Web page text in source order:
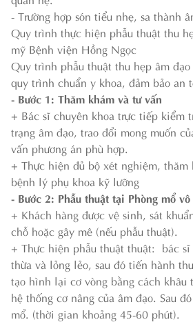
- Trường hợp són tiểu nhẹ, sa thành
Quy trình thực hiện phẫu thuật thu
mỹ Bệnh viện Hồng Ngọc
Quy trình phẫu thuật thu hẹp âm
quy trình chuẩn y khoa, đảm bảo an
- Bước 1: Thăm khám và tư vấn
+ Bác sĩ chuyên khoa trực tiếp kiểm
trạng âm đạo, trao đổi mong muốn
vấn phương án phù hợp.
+ Thực hiện đủ bộ xét nghiệm, thăm
bệnh lý phụ khoa kỹ lưỡng
- Bước 2: Phẫu thuật tại Phòng mổ
+ Khách hàng được vệ sinh, sát
chỗ hoặc gây mê (nếu phẫu thuật).
+ Thực hiện phẫu thuật thuật: bác
thừa và lỏng lẻo, sau đó tiến hành
tạo hình lại cơ vòng bằng cách
hệ thống cơ nâng của âm đạo. Sau
mổ. (thời gian khoảng 45-60 phút).